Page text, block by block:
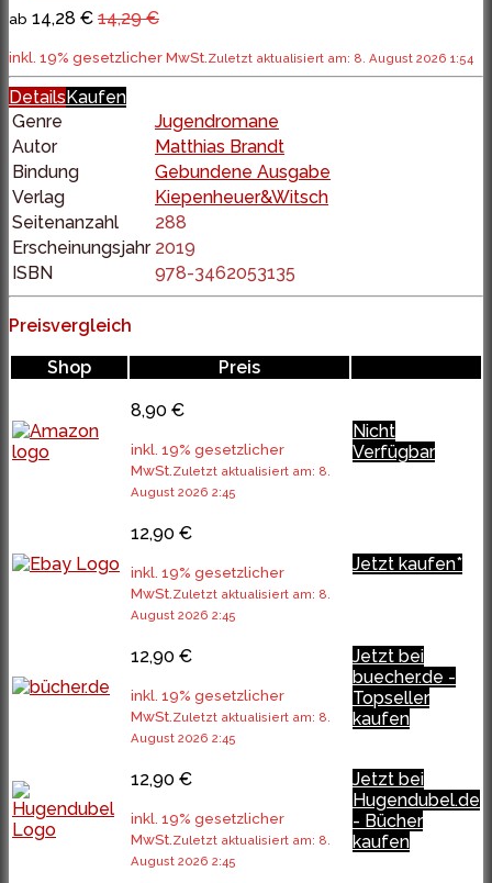
ab 14,28 € 14,29 €
inkl. 19% gesetzlicher MwSt.Zuletzt aktualisiert am: 8. August 2026 1:54
Details Kaufen
Genre
Jugendromane
Autor
Matthias Brandt
Bindung
Gebundene Ausgabe
Verlag
Kiepenheuer&Witsch
Seitenanzahl
288
Erscheinungsjahr 2019
ISBN
978-3462053135
Preisvergleich
Shop
Preis
8,90 €
inkl. 19% gesetzlicher
MwSt.Zuletzt aktualisiert am: 8.
August 2026 2:45
Nicht
Verfügbar
12,90 €
inkl. 19% gesetzlicher
MwSt.Zuletzt aktualisiert am: 8.
August 2026 2:45
Jetzt kaufen*
12,90 €
inkl. 19% gesetzlicher
MwSt.Zuletzt aktualisiert am: 8.
August 2026 2:45
Jetzt bei
buecher.de -
Topseller
kaufen
12,90 €
inkl. 19% gesetzlicher
MwSt.Zuletzt aktualisiert am: 8.
August 2026 2:45
Jetzt bei
Hugendubel.de
- Bücher
kaufen